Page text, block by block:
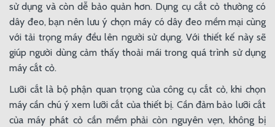
sử dụng và còn dễ bảo quản hơn. Dụng cụ cắt cỏ thường có
dây đeo, bạn nên lưu ý chọn máy có dây đeo mềm mại cùng
với tải trọng máy đều lên người sử dụng. Với thiết kế này sẽ
giúp người dùng cảm thấy thoải mái trong quá trình sử dụng
máy cắt cỏ.
Lưỡi cắt là bộ phận quan trọng của công cụ cắt cỏ, khi chọn
máy cần chú ý xem lưỡi cắt của thiết bị. Cần đảm bảo lưỡi cắt
của máy phát cỏ cần mềm phải còn nguyên vẹn, không bị